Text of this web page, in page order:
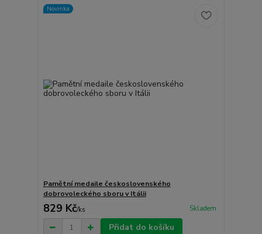
Novinka
Pamětní medaile československého
dobrovoleckého sboru v Itálii
829 Kč/ks Skladem
Přidat do košíku